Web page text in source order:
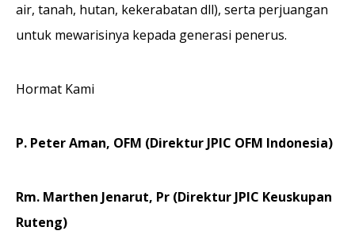
air, tanah, hutan, kekerabatan dll), serta perjuangan
untuk mewarisinya kepada generasi penerus.
Hormat Kami
P. Peter Aman, OFM (Direktur JPIC OFM Indonesia)
Rm. Marthen Jenarut, Pr (Direktur JPIC Keuskupan
Ruteng)